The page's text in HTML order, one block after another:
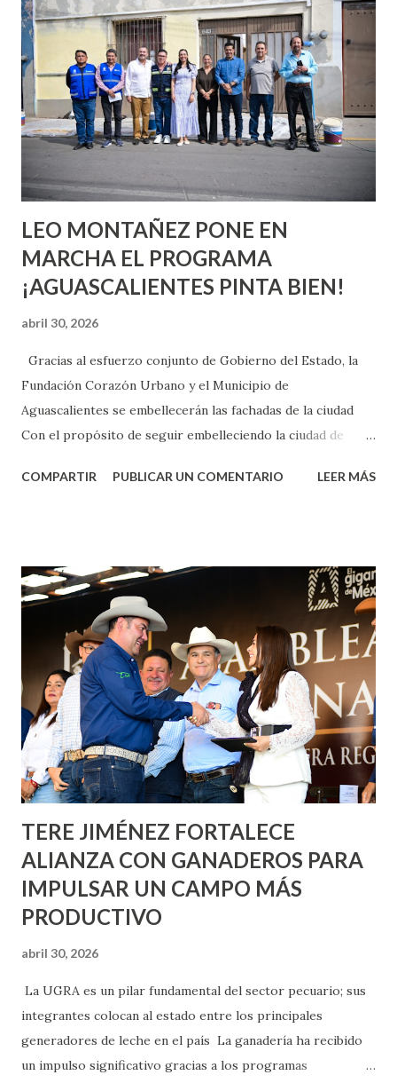
quienes ya han tenido relaciones sexuales no son expertos
o expertas en el tema. Siempre hay algo nuevo que
aprender y nuevas experiencias que conocer. Si eres una
chica y aún no has tenido relaciones sexuales, tal vez
pienses que el sexo será increíble y no puedas esperar para
experimentarlo, pero como cualquier persona con
experiencia te dirá, siempre es mejor cuando ambas partes
son suficientemen...
LEO MONTAÑEZ PONE EN
MARCHA EL PROGRAMA
¡AGUASCALIENTES PINTA BIEN!
abril 30, 2026
Gracias al esfuerzo conjunto de Gobierno del Estado, la
Fundación Corazón Urbano y el Municipio de
Aguascalientes se embellecerán las fachadas de la ciudad
Con el propósito de seguir embelleciendo la ciudad de
municipal, Leo Montañez dio inicio al programa
Corazón Urbano y el Municipio capital. Leo Montañez
informó que en este programa se usarán cerca de 90 mil
metros cuadrados de pintura, para dar inicio en la calle
Nieto, entre Jesús F. Elizondo y la calle 22 de Octubre, con
lo que se aplicará pintura en 66 casas. Posteriormente se
llevará este programa a Villas de Nuestra Señora de la
Asunción, Avenida Alameda y Decreto 27 de Septiembre, en
los edificios FOVISSSTE Ojo de Agua, en la comunidad
Norias de Paso Hondo y en los edificios de...
COMPARTIR PUBLICAR UN COMENTARIO LEER MÁS
TERE JIMÉNEZ FORTALECE
ALIANZA CON GANADEROS PARA
IMPULSAR UN CAMPO MÁS
PRODUCTIVO
abril 30, 2026
La UGRA es un pilar fundamental del sector pecuario; sus
integrantes colocan al estado entre los principales
generadores de leche en el país La ganadería ha recibido
un impulso significativo gracias a los programas